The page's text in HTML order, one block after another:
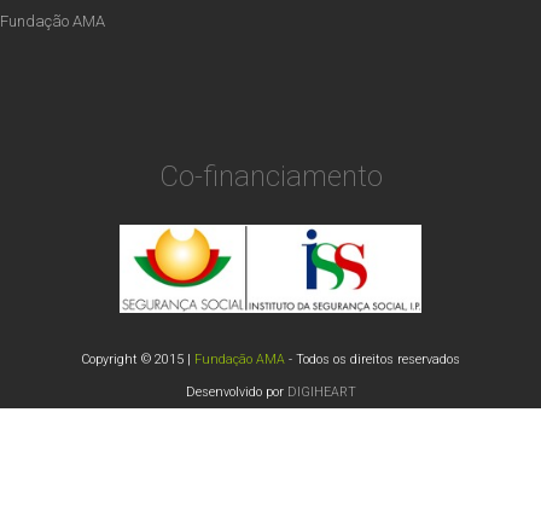
Fundação AMA
Co-financiamento
Copyright © 2015 | Fundação AMA - Todos os direitos reservados
Desenvolvido por DIGIHEART